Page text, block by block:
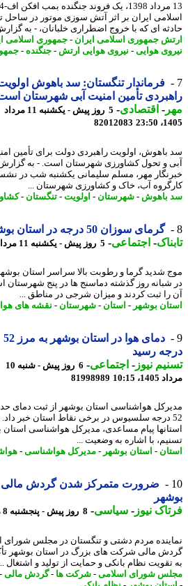
13 مرداد
ایران بر اثر آتش سوزی موتور در ساحل
ای که با خروج اضطراری خلبانان، - به گزارش
جمهوری اسلامی ایران - جمهوری اسلامی ایران
هوایی- نیروی هوایی ارتش -جنگنده-جمهوری
فرماندار تنگستان: سد باهوش اولویت
تأمین امنیت آبی شهرستان است
-اقتصادی-
5 روز پیش - یکشنبه 11 مرداد
82012083
اولویت راهبردی دولت برای تأمین امنیت
و تحول کشاورزی شهرستان است. - به گزارش
مهر، مسلم سلیمانی یکشنبه شب در نشست
آب، خاک و کشاورزی شهرستان ...
باهوش-شهرستان-اولویت-تنگستان-کشاورزی
گرمای سوزان 50 درجه در استان بوشهر
-اجتماعی-5 روز پیش - یکشنبه 11 مرداد 1405، 12:50
شدید گرما و رطوبت بالا سراسر استان بوشهر
ثبت کردند و میزان شرجی در مناطق ...
بوشهر-استان-شهرستان-نقشه های
دمای هوا در استان بوشهر به مرز 52
رسید
نیوز-اجتماعی-
6 روز پیش - شنبه 10
10:15
81998989
هواشناسی استان بوشهر از ثبت دمای حدود
درجه سلسیوس در برخی نقاط استان خبر داد. -
پیام مساعدی، مدیرکل هواشناسی استان
با اشاره به وضعیت ...
-استان بوشهر-مدیرکل هواشناسی-
ضرورت متمرکز شدن گردش مالی
نیوز-سیاسی-8 روز پیش - پنجشنبه 8 مرداد 1405، 20:00
مردم دشتی و تنگستان در مجلس شورای
مالی شرکت های بزرگ در استان بوشهر تأکید
نظام بانکی و حمایت از تولید و اشتغال ...
شورای اسلامی-شرکت ها- گردش مالی-